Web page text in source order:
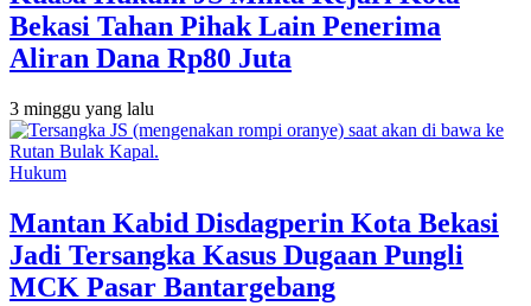
Bekasi Tahan Pihak Lain Penerima
Aliran Dana Rp80 Juta
3 minggu yang lalu
Hukum
Mantan Kabid Disdagperin Kota Bekasi
Jadi Tersangka Kasus Dugaan Pungli
MCK Pasar Bantargebang